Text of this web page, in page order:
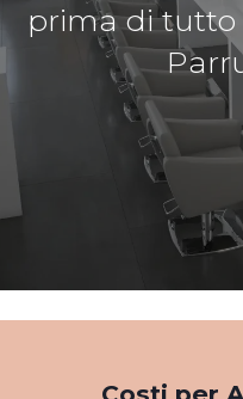
prima di tutto